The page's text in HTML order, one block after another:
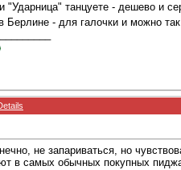
"Ударница" танцуете - дешево и
Берлине - для галочки и можно
не запариваться, но
в самых обычных покупных